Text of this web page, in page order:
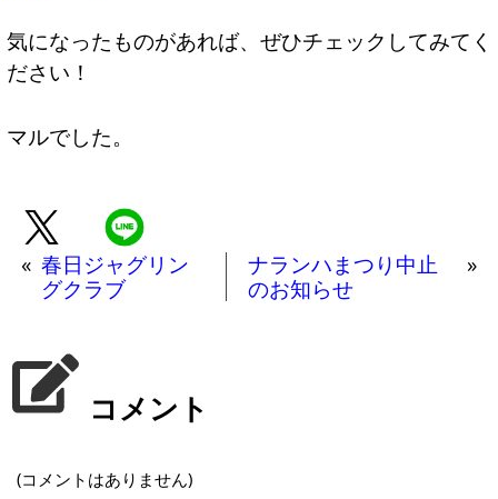
気になったものがあれば、ぜひチェックしてみてく
ださい！
マルでした。
« 春日ジャグリン
グクラブ
ナランハまつり中止
のお知らせ
»
コメント
(コメントはありません)